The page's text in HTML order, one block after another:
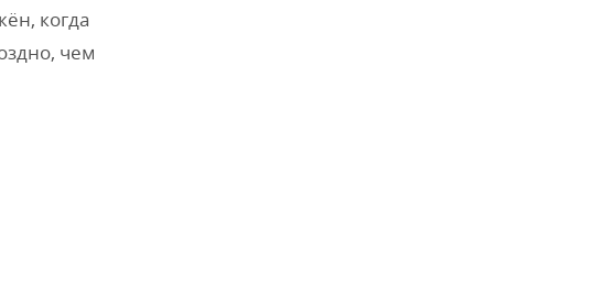
когда
чем